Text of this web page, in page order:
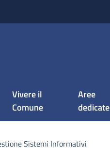
Vivere il
Comune
Aree
dedicate
Sistemi Informativi